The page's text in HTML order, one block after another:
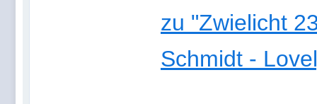
zu "Zwielicht
Schmidt -